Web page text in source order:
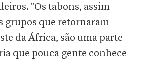
"Os tabons, assim
grupos que retornaram
da África, são uma parte
que pouca gente conhece